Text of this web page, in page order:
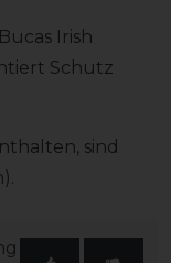
Irish
Schutz
sind